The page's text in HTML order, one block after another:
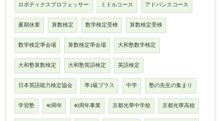
ロボティクスプロフェッサー ミドルコース アドバンスコース
夏期休業 算数検定 数学検定受検 算数検定受検
数学検定準会場 算数検定準会場 大和塾数学検定
大和塾算数検定 大和塾英語検定 英語検定
日本英語能力検定協会 準2級プラス 中学 塾の先生の集まり
学習塾 40周年 40周年事業 京都光華中学校 京都光華高校